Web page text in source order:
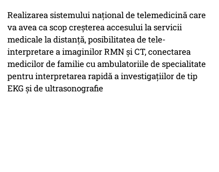
Realizarea sistemului național de telemedicină care
va avea ca scop creșterea accesului la servicii
medicale la distanță, posibilitatea de tele-
interpretare a imaginilor RMN și CT, conectarea
medicilor de familie cu ambulatoriile de specialitate
pentru interpretarea rapidă a investigațiilor de tip
EKG și de ultrasonografie